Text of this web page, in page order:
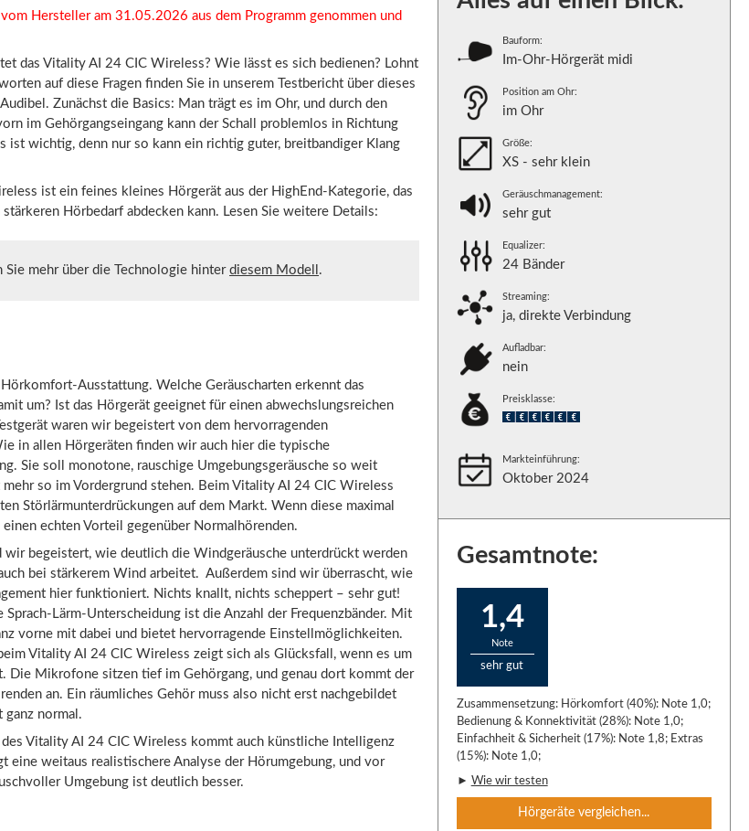
Hersteller am 31.05.2026 aus dem Programm genommen und
das Vitality AI 24 CIC Wireless? Wie lässt es sich bedienen? Lohnt
auf diese Fragen finden Sie in unserem Testbericht über dieses
Zunächst die Basics: Man trägt es im Ohr, und durch den
im Gehörgangseingang kann der Schall problemlos in Richtung
ist wichtig, denn nur so kann ein richtig guter, breitbandiger Klang
ist ein feines kleines Hörgerät aus der HighEnd-Kategorie, das
Hörbedarf abdecken kann. Lesen Sie weitere Details:
Sie mehr über die Technologie hinterdiesem Modell .
Ausstattung. Welche Geräuscharten erkennt das
um? Ist das Hörgerät geeignet für einen abwechslungsreichen
waren wir begeistert von dem hervorragenden
in allen Hörgeräten finden wir auch hier die typische
Sie soll monotone, rauschige Umgebungsgeräusche so weit
mehr so im Vordergrund stehen. Beim Vitality AI 24 CIC Wireless
Störlärmunterdrückungen auf dem Markt. Wenn diese maximal
echten Vorteil gegenüber Normalhörenden.
wir begeistert, wie deutlich die Windgeräusche unterdrückt werden
bei stärkerem Wind arbeitet. Außerdem sind wir überrascht, wie
hier funktioniert. Nichts knallt, nichts scheppert – sehr gut!
Lärm-Unterscheidung ist die Anzahl der Frequenzbänder. Mit
vorne mit dabei und bietet hervorragende Einstellmöglichkeiten.
Vitality AI 24 CIC Wireless zeigt sich als Glücksfall, wenn es um
Die Mikrofone sitzen tief im Gehörgang, und genau dort kommt der
an. Ein räumliches Gehör muss also nicht erst nachgebildet
ganz normal.
des Vitality AI 24 CIC Wireless kommt auch künstliche Intelligenz
eine weitaus realistischere Analyse der Hörumgebung, und vor
Umgebung ist deutlich besser.
Bauform:
Im-Ohr-Hörgerät midi
Position am Ohr:
im Ohr
Größe:
XS - sehr klein
Geräuschmanagement:
sehr gut
Equalizer:
24 Bänder
Streaming:
ja, direkte Verbindung
Aufladbar:
nein
Preisklasse:
Markteinführung:
Oktober 2024
Gesamtnote:
1,4
Note
sehr gut
Zusammensetzung: Hörkomfort (40%): Note 1,0;
Bedienung & Konnektivität (28%): Note 1,0;
Einfachheit & Sicherheit (17%): Note 1,8; Extras
(15%): Note 1,0;
► Wie wir testen
Hörgeräte vergleichen...